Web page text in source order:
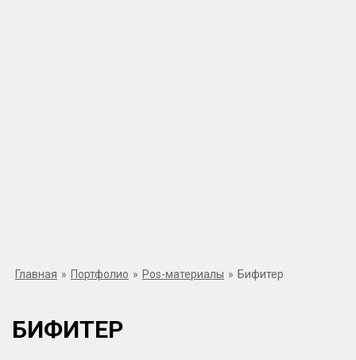
Главная » Портфолио » Pos-материалы » Бифитер
БИФИТЕР